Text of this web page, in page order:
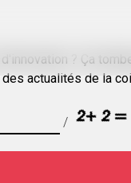
? Ça
actualités de la
/